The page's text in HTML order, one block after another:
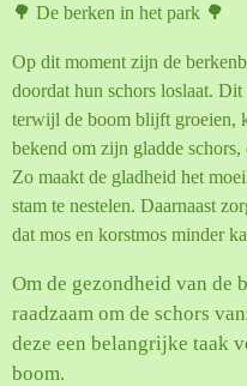
🌳 De berken in het park 🌳
Op dit moment zijn de
doordat hun schors loslaat.
terwijl de boom blijft groeien,
bekend om zijn gladde
Zo maakt de gladheid het
stam te nestelen. Daarnaast
dat mos en korstmos minder
Om de gezondheid van de
raadzaam om de schors
deze een belangrijke taak
boom.